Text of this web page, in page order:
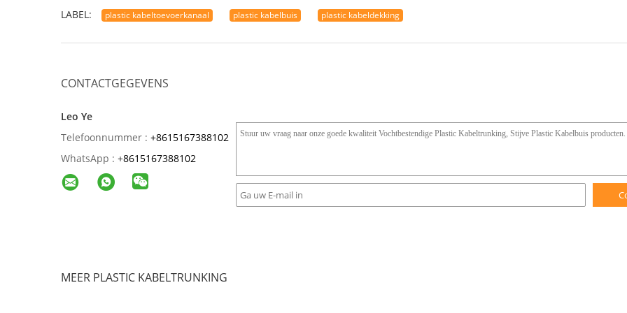
LABEL: plastic kabeltoevoerkanaal plastic kabelbuis plastic kabeldekking
CONTACTGEGEVENS
Leo Ye
Telefoonnummer : +8615167388102
WhatsApp : +8615167388102
MEER PLASTIC KABELTRUNKING